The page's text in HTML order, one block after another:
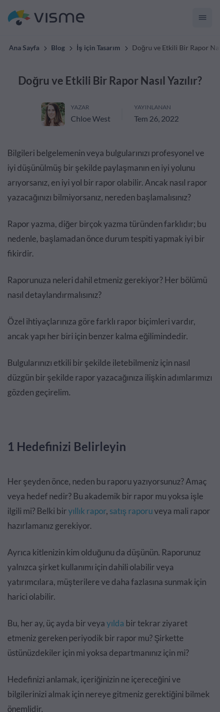
Ana Sayfa Blog İş için Tasarım Doğru ve Etkili Bir Rapor
Doğru ve Etkili Bir Rapor Nasıl Yazılır?
YAZAR
Chloe West
YAYINLANAN
Tem 26, 2022
Bilgileri belgelemenin veya bulgularınızı profesyonel ve
iyi düşünülmüş bir şekilde paylaşmanın en iyi yolunu
arıyorsanız, en iyi yol bir rapor olabilir. Ancak nasıl rapor
yazacağınızı bilmiyorsanız, nereden başlamalısınız?
Rapor yazma, diğer birçok yazma türünden farklıdır; bu
nedenle, başlamadan önce durum tespiti yapmak iyi bir
fikirdir.
Raporunuza neleri dahil etmeniz gerekiyor? Her bölümü
nasıl detaylandırmalısınız?
Özel ihtiyaçlarınıza göre farklı rapor biçimleri vardır,
ancak yapı her biri için benzer kalma eğilimindedir.
Bulgularınızı etkili bir şekilde iletebilmeniz için nasıl
düzgün bir şekilde rapor yazacağınıza ilişkin adımlarımızı
gözden geçirelim.
1 Hedefinizi Belirleyin
Her şeyden önce, neden bu raporu yazıyorsunuz? Amaç
veya hedef nedir? Bu akademik bir rapor mu yoksa işle
ilgili mi? Belki biryıllık rapor, satış raporuveya mali rapor
hazırlamanız gerekiyor.
Ayrıca kitlenizin kim olduğunu da düşünün. Raporunuz
yalnızca şirket kullanımı için dahili olabilir veya
yatırımcılara, müşterilere ve daha fazlasına sunmak için
harici olabilir.
Bu, her ay, üç ayda bir veyayılda bir tekrar ziyaret
etmeniz gereken periyodik bir rapor mu? Şirkette
üstünüzdekiler için mi yoksa departmanınız için mi?
Hedefinizi anlamak, içeriğinizin ne içereceğini ve
bilgilerinizi almak için nereye gitmeniz gerektiğini bilmek
önemlidir.